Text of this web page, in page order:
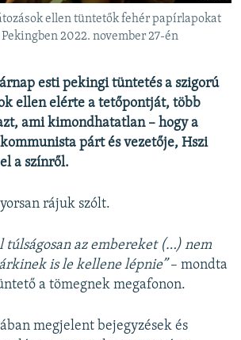
RL weboldal
ellen tüntetők fehér papírlapokat
2022. november 27-én
esti pekingi tüntetés a szigorú
ellen elérte a tetőpontját, több
ami kimondhatatlan – hogy a
párt és vezetője, Hszi
a színről.
rájuk szólt.
túlságosan az embereket (…) nem
is le kellene lépnie” – mondta
a tömegnek megafonon.
megjelent bejegyzések és